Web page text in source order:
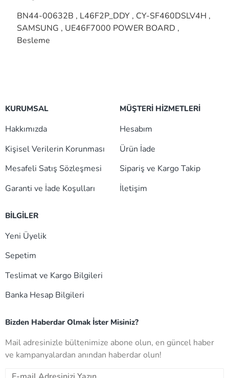
BN44-00632B , L46F2P_DDY , CY-SF460DSLV4H ,
SAMSUNG , UE46F7000 POWER BOARD ,
Besleme
KURUMSAL
Hakkımızda
Kişisel Verilerin Korunması
Mesafeli Satış Sözleşmesi
Garanti ve İade Koşulları
MÜŞTERİ HİZMETLERİ
Hesabım
Ürün İade
Sipariş ve Kargo Takip
İletişim
BİLGİLER
Yeni Üyelik
Sepetim
Teslimat ve Kargo Bilgileri
Banka Hesap Bilgileri
Bizden Haberdar Olmak İster Misiniz?
Mail adresinizle bültenimize abone olun, en güncel haber
ve kampanyalardan anından haberdar olun!